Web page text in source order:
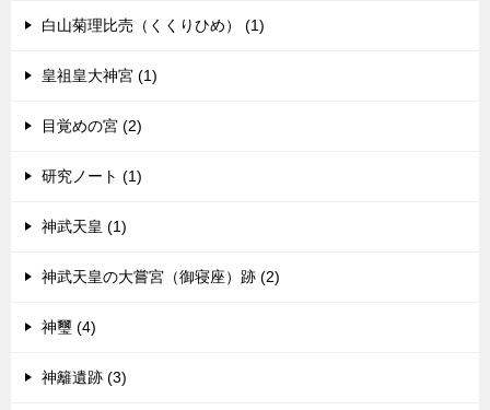
白山菊理比売（くくりひめ） (1)
皇祖皇大神宮 (1)
目覚めの宮 (2)
研究ノート (1)
神武天皇 (1)
神武天皇の大嘗宮（御寝座）跡 (2)
神璽 (4)
神籬遺跡 (3)